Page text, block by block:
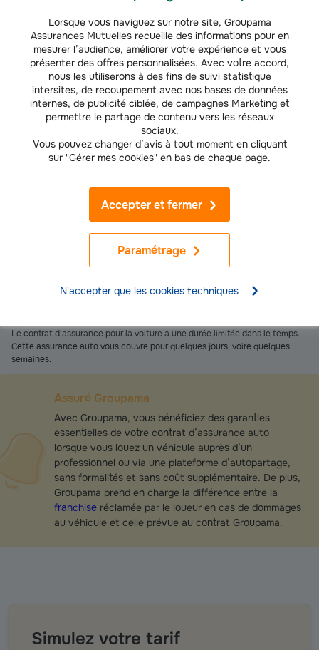
Lorsque vous naviguez sur notre site, Groupama
Assurances Mutuelles recueille des informations pour en
mesurer l’audience, améliorer votre expérience et vous
présenter des offres personnalisées. Avec votre accord,
nous les utiliserons à des fins de suivi statistique
intersites, de recoupement avec nos bases de données
internes, de publicité ciblée, de campagnes Marketing et
permettre le partage de contenu vers les réseaux
sociaux.
Vous pouvez changer d’avis à tout moment en cliquant
sur "Gérer mes cookies" en bas de chaque page.
Paramétrage
Accepter et fermer
N'accepter que les cookies techniques
de sinistre ;
Rédaction d’un contrat pour une location en direct ;
Prise de photos lors de la remise du véhicule pour constater l’état ;
Relevé du compteur de kilométrage.
FAQ – Vos questions sur l’assurance pour location de
Quel est le prix d'une assurance location de voiture ?
Le prix d’une assurance de location de voiture varie fortement en fonction
)
par jour. Mais les prix grimpent en période vacances. Les
plateformes de location de voiture entre particuliers intègrent le tarif de
Qu'est-ce qu'une assurance temporaire pour location de
Le contrat d’assurance pour la voiture a une durée limitée dans le temps.
Cette assurance auto vous couvre pour quelques jours, voire quelques
semaines.
Assuré Groupama
Avec Groupama, vous bénéficiez des garanties
essentielles de votre contrat d’assurance auto
lorsque vous louez un véhicule auprès d’un
professionnel ou via une plateforme d’autopartage,
sans formalités et sans coût supplémentaire. De plus,
Groupama prend en charge la différence entre la
franchise réclamée par le loueur en cas de dommages
au véhicule et celle prévue au contrat Groupama.
Simulez votre tarif